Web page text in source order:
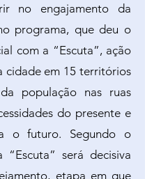
no engajamento da
programa, que deu o
com a “Escuta”, ação
cidade em 15 territórios
população nas ruas
do presente e
o futuro. Segundo o
“Escuta” será decisiva
etapa em que